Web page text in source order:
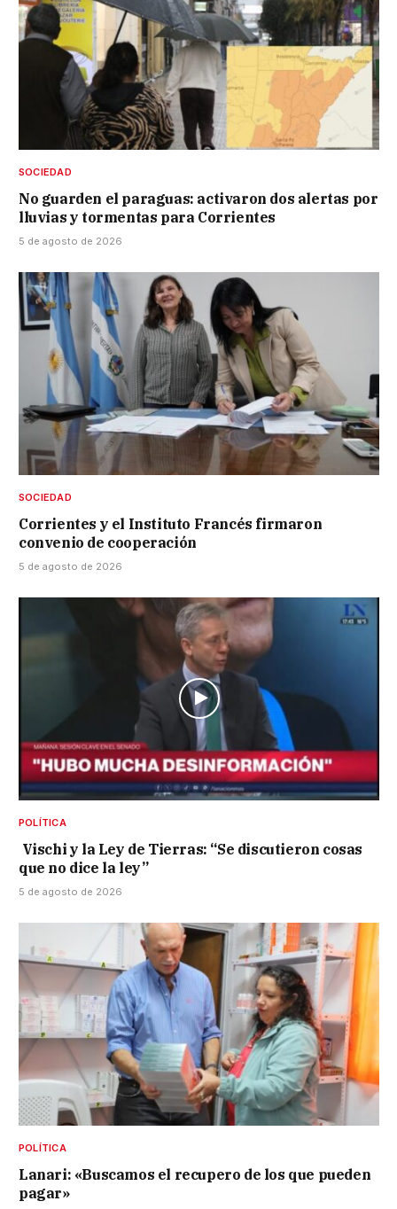
SOCIEDAD
No guarden el paraguas: activaron dos alertas por
lluvias y tormentas para Corrientes
5 de agosto de 2026
SOCIEDAD
Corrientes y el Instituto Francés firmaron
convenio de cooperación
5 de agosto de 2026
POLÍTICA
Vischi y la Ley de Tierras: “Se discutieron cosas
que no dice la ley”
5 de agosto de 2026
POLÍTICA
Lanari: «Buscamos el recupero de los que pueden
pagar»